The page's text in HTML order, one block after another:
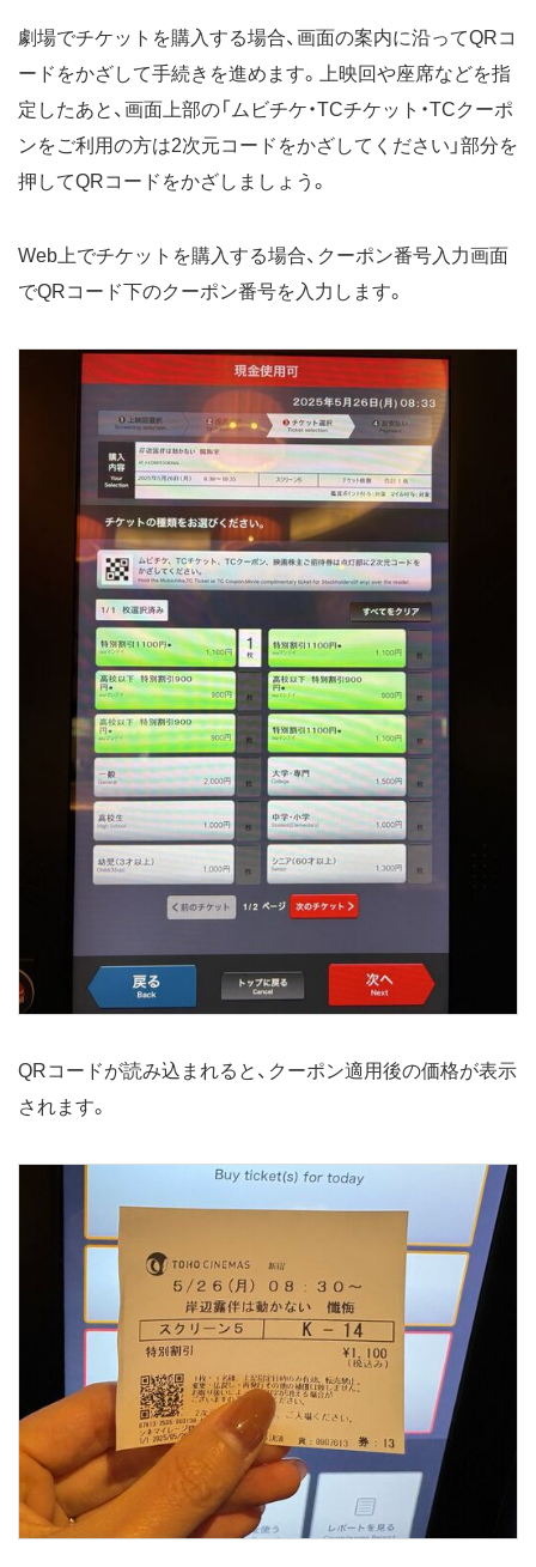
劇場でチケットを購入する場合、画面の案内に沿ってQRコ
ードをかざして手続きを進めます。上映回や座席などを指
定したあと、画面上部の「ムビチケ・TCチケット・TCクーポ
ンをご利用の方は2次元コードをかざしてください」部分を
押してQRコードをかざしましょう。
Web上でチケットを購入する場合、クーポン番号入力画面
でQRコード下のクーポン番号を入力します。
QRコードが読み込まれると、クーポン適用後の価格が表示
されます。